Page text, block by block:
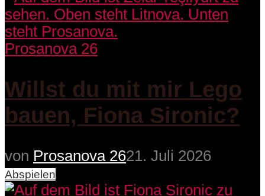
Prosanova 26
Willst du mit mir Lego
bauen, Fiona Sironic?
von Prosanova 2621. Juli 2026
Abspielen